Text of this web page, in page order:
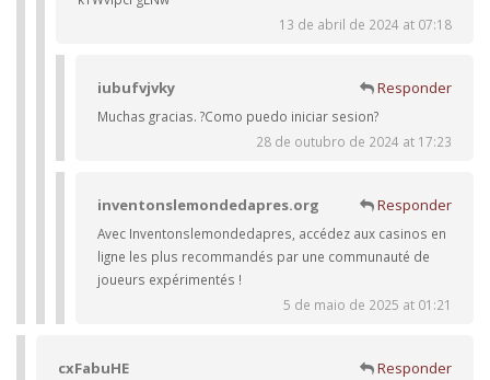
13 de abril de 2024 at 07:18
iubufvjvky Responder
Muchas gracias. ?Como puedo iniciar sesion?
28 de outubro de 2024 at 17:23
inventonslemondedapres.org Responder
Avec Inventonslemondedapres, accédez aux casinos en
ligne les plus recommandés par une communauté de
joueurs expérimentés !
5 de maio de 2025 at 01:21
cxFabuHE Responder